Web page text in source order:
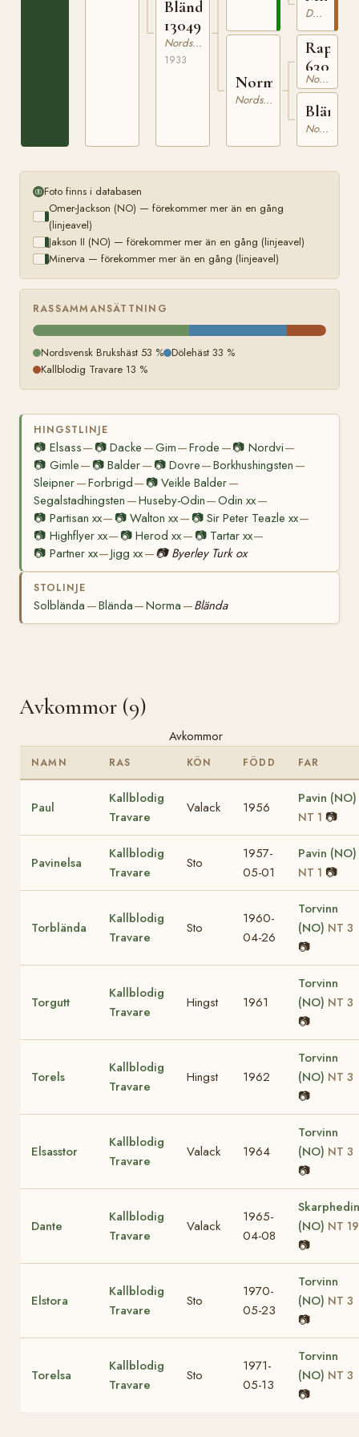
Blända
13049
Nordsvensk Brukshäst
1933
Norma
Nordsvensk Brukshäst
Dölehäst
Rapp
630
Nordsvensk Brukshäst
Blända
Nordsvensk Brukshäst
Foto finns i databasen
Omer-Jackson (NO) — förekommer mer än en gång
(linjeavel)
Jakson II (NO) — förekommer mer än en gång (linjeavel)
Minerva — förekommer mer än en gång (linjeavel)
RASSAMMANSÄTTNING
Nordsvensk Brukshäst 53 % Dölehäst 33 %
Kallblodig Travare 13 %
HINGSTLINJE
📷 Elsass— 📷Dacke —Gim—Frode —📷 Nordvi—
📷 Gimle— 📷Balder— 📷 Dovre—Borkhushingsten —
Sleipner—Forbrigd— 📷Veikle Balder—
Segalstadhingsten —Huseby-Odin—Odin xx—
📷 Partisan xx— 📷Walton xx— 📷 Sir Peter Teazle xx—
📷 Highflyer xx— 📷Herod xx— 📷 Tartar xx—
📷 Partner xx—Jigg xx—📷 Byerley Turk ox
STOLINJE
Solblända —Blända—Norma —Blända
Avkommor (9)
Avkommor
NAMN RAS KÖN FÖDD FAR
Paul
Kallblodig
Travare
Valack 1956
Pavin (NO)
NT 1 📷
Pavinelsa
Kallblodig
Travare
Sto
1957-
05-01
Pavin (NO)
NT 1 📷
Torblända
Kallblodig
Travare
Sto
1960-
04-26
Torvinn
(NO) NT 3
📷
Torgutt
Kallblodig
Travare
Hingst 1961
Torvinn
(NO) NT 3
📷
Torels
Kallblodig
Travare
Hingst 1962
Torvinn
(NO) NT 3
📷
Elsasstor
Kallblodig
Travare
Valack 1964
Torvinn
(NO) NT 3
📷
Dante
Kallblodig
Travare
Valack
1965-
04-08
Skarphedin
(NO) NT 19
📷
Elstora
Kallblodig
Travare
Sto
1970-
05-23
Torvinn
(NO) NT 3
📷
Torelsa
Kallblodig
Travare
Sto
1971-
05-13
Torvinn
(NO) NT 3
📷